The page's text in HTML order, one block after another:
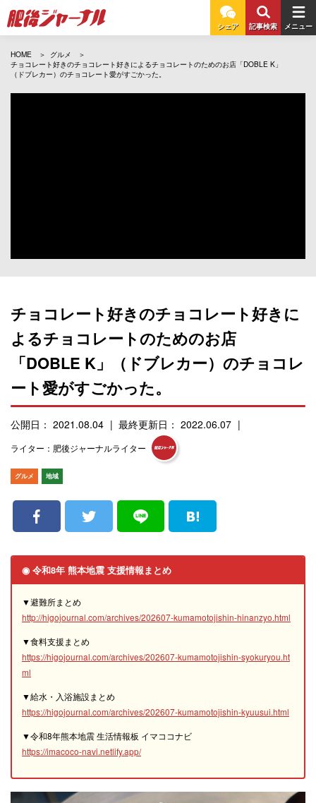
シェア 記事検索 メニュー
HOME
グルメ
チョコレート好きのチョコレート好きによるチョコレートのためのお店「DOBLE K」
（ドブレカー）のチョコレート愛がすごかった。
チョコレート好きのチョコレート好きに
よるチョコレートのためのお店
「DOBLE K」（ドブレカー）のチョコレ
ート愛がすごかった。
公開日： 2021.08.04 最終更新日： 2022.06.07
ライター：肥後ジャーナルライター
グルメ 地域
◉ 令和8年 熊本地震 支援情報まとめ
▼避難所まとめ
http://higojournal.com/archives/202607-kumamotojishin-hinanzyo.html
▼食料支援まとめ
https://higojournal.com/archives/202607-kumamotojishin-syokuryou.ht
ml
▼給水・入浴施設まとめ
https://higojournal.com/archives/202607-kumamotojishin-kyuusui.html
▼令和8年熊本地震 生活情報板 イマココナビ
https://imacoco-navi.netlify.app/